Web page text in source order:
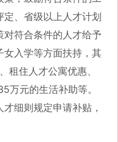
、省级以上人才计划
符合条件的人才给予
女入学等方面扶持，其
租住人才公寓优惠、
万元的生活补助等。
细则规定申请补贴，